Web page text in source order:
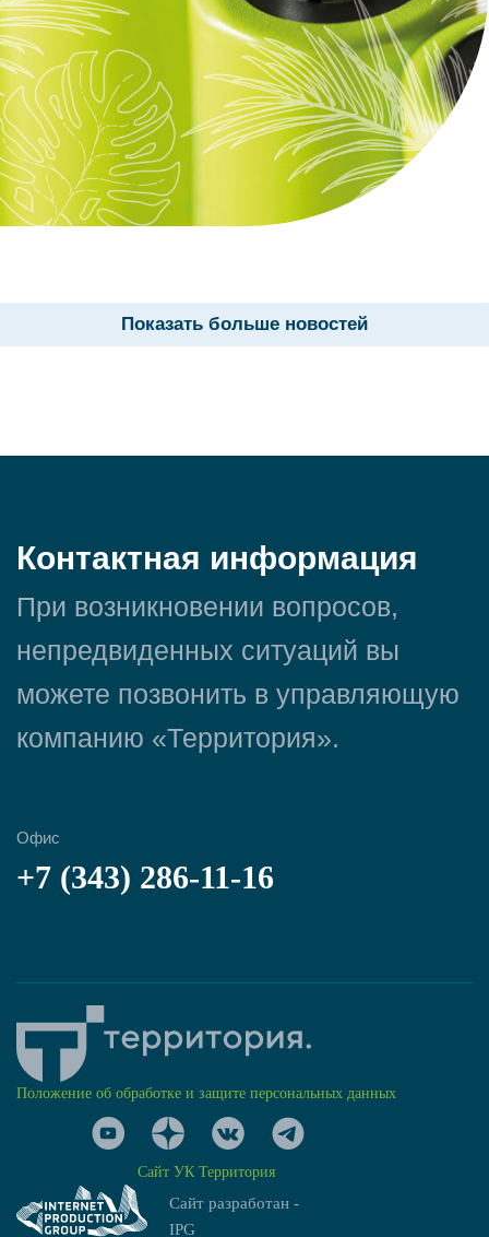
Показать больше новостей
Контактная информация
При возникновении вопросов,
непредвиденных ситуаций вы
можете позвонить в управляющую
компанию «Территория».
Офис
+7 (343) 286-11-16
Положение об обработке и защите персональных данных
Сайт УК Территория
Сайт разработан -
IPG